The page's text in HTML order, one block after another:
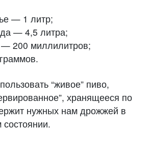
— 1 литр;
— 4,5 литра;
200 миллилитров;
“живое” пиво,
хранящееся по
нужных нам дрожжей в